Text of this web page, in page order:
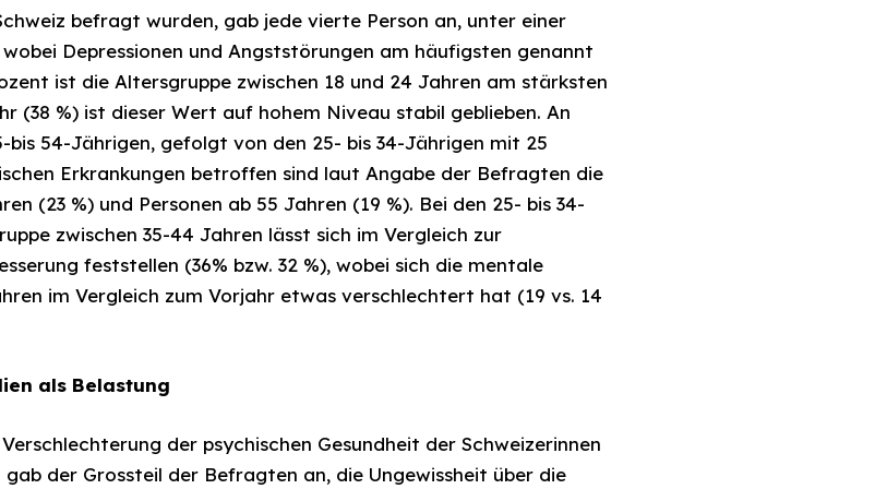
befragt wurden, gab jede vierte Person an, unter einer
Depressionen und Angststörungen am häufigsten genannt
ist die Altersgruppe zwischen 18 und 24 Jahren am stärksten
(38 %) ist dieser Wert auf hohem Niveau stabil geblieben. An
bis 54-Jährigen, gefolgt von den 25- bis 34-Jährigen mit 25
Erkrankungen betroffen sind laut Angabe der Befragten die
(23 %) und Personen ab 55 Jahren (19 %). Bei den 25- bis 34-
zwischen 35-44 Jahren lässt sich im Vergleich zur
feststellen (36% bzw. 32 %), wobei sich die mentale
im Vergleich zum Vorjahr etwas verschlechtert hat (19 vs. 14
als Belastung
der psychischen Gesundheit der Schweizerinnen
der Grossteil der Befragten an, die Ungewissheit über die